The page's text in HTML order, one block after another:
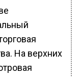
На верхних